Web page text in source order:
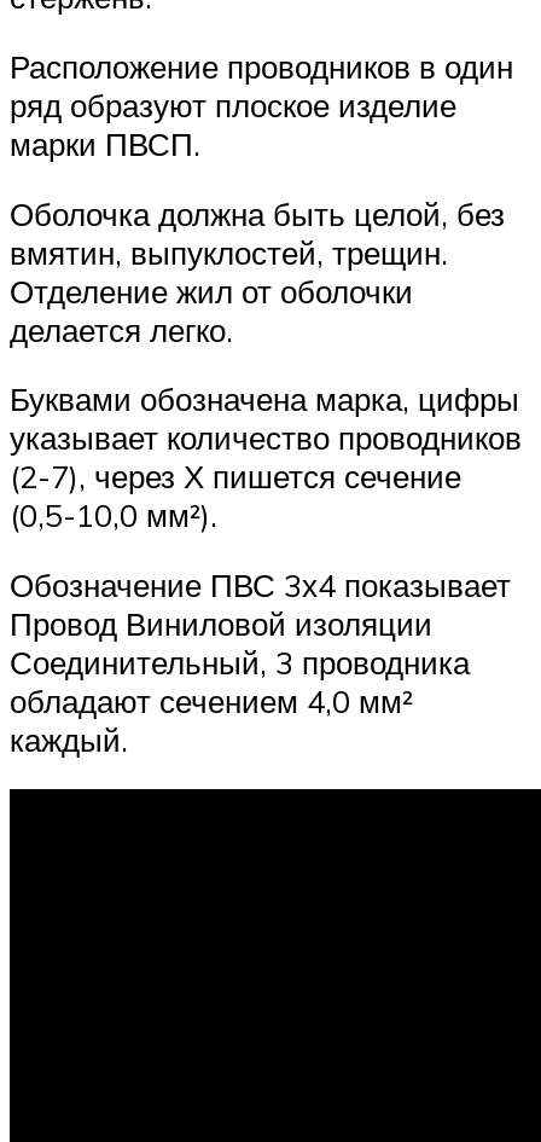
Расположение проводников в один
ряд образуют плоское изделие
марки ПВСП.
Оболочка должна быть целой, без
вмятин, выпуклостей, трещин.
Отделение жил от оболочки
делается легко.
Буквами обозначена марка, цифры
указывает количество проводников
(2-7), через Х пишется сечение
(0,5-10,0 мм²).
Обозначение ПВС 3х4 показывает
Провод Виниловой изоляции
Соединительный, 3 проводника
обладают сечением 4,0 мм²
каждый.